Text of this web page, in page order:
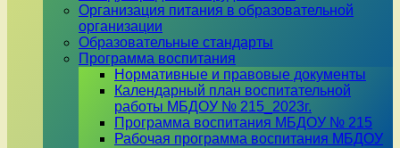
Организация питания в образовательной
организации
Образовательные стандарты
Программа воспитания
Нормативные и правовые документы
Календарный план воспитательной
работы МБДОУ № 215_2023г.
Программа воспитания МБДОУ № 215
Рабочая программа воспитания МБДОУ